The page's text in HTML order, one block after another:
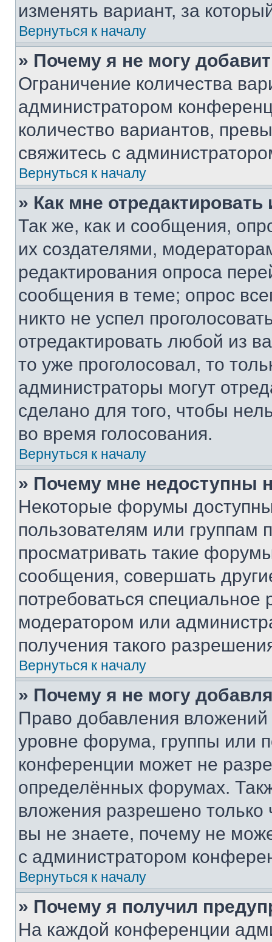
изменять вариант, за
Вернуться к началу
» Почему я не могу
Ограничение количества
администратором
количество вариантов,
свяжитесь с
Вернуться к началу
» Как мне
Так же, как и сообщения,
их создателями,
редактирования опроса
сообщения в теме; опрос
никто не успел
отредактировать любой из
то уже проголосовал, то
администраторы могут
сделано для того, чтобы
во время голосования.
Вернуться к началу
» Почему мне недоступны
Некоторые форумы
пользователям или группам
просматривать такие
сообщения, совершать
потребоваться
модератором или
получения такого
Вернуться к началу
» Почему я не могу
Право добавления
уровне форума, группы или
конференции может не
определённых форумах.
вложения разрешено
вы не знаете, почему не
с администратором
Вернуться к началу
» Почему я получил
На каждой конференции